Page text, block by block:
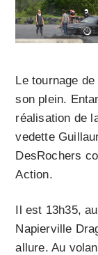
Le tournage
son plein.
réalisation de
vedette
DesRochers
Action.
Il est 13h35,
Napierville
allure. Au